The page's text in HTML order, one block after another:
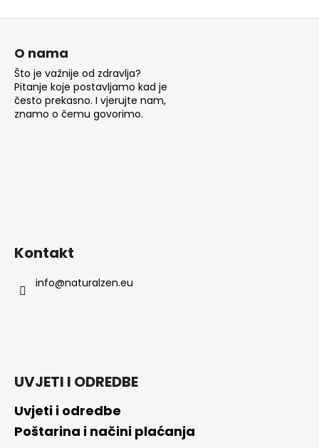
O nama
Što je važnije od zdravlja?
Pitanje koje postavljamo kad je
često prekasno. I vjerujte nam,
znamo o čemu govorimo.
Kontakt
info@naturalzen.eu
UVJETI I ODREDBE
Uvjeti i odredbe
Poštarina i načini plaćanja